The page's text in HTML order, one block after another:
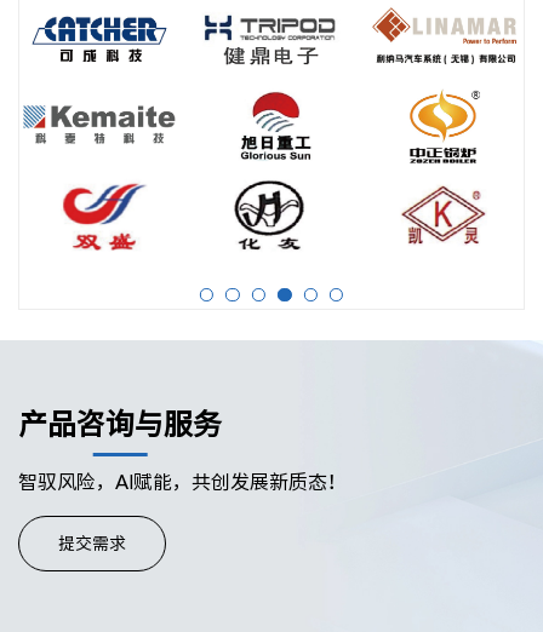
产品咨询与服务
智驭风险，AI赋能，共创发展新质态！
提交需求